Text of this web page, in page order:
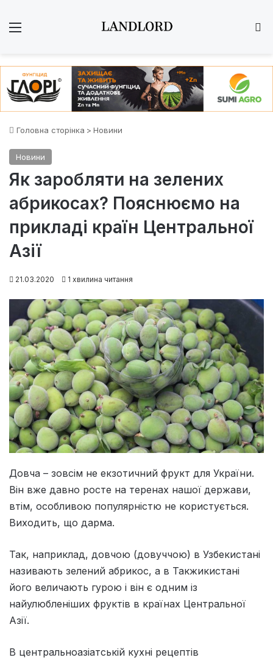
Головна сторінка > Новини
Новини
Як заробляти на зелених
абрикосах? Пояснюємо на
прикладі країн Центральної
Азії
21.03.2020 1 хвилина читання
Довча – зовсім не екзотичний фрукт для України.
Він вже давно росте на теренах нашої держави,
втім, особливою популярністю не користується.
Виходить, що дарма.
Так, наприклад, довчою (довуччою) в Узбекистані
називають зелений абрикос, а в Такжикистані
його величають гурою і він є одним із
найулюбленіших фруктів в країнах Центральної
Азії.
В центральноазіатській кухні рецептів